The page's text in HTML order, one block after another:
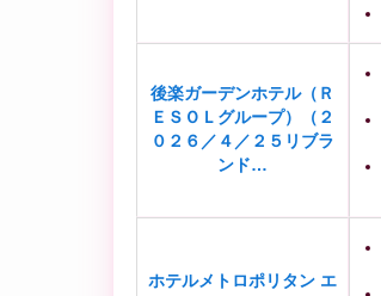
後楽ガーデンホテル（Ｒ
ＥＳＯＬグループ）（２
０２６／４／２５リブラ
ンド…
ホテルメトロポリタン エ